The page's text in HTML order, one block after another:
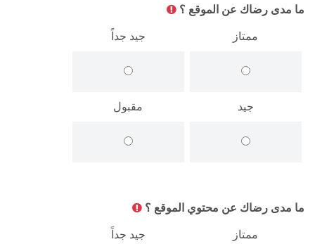
ما مدى رضاك عن الموقع ؟
ممتاز جيد جداً
جيد مقبول
ما مدى رضاك عن محتوي الموقع ؟
ممتاز جيد جداً